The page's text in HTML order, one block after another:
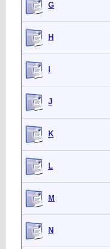
G
H
J
K
L
M
N